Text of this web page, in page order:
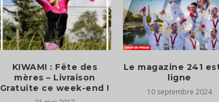
KIWAMI : Fête des
mères – Livraison
Gratuite ce week-end !
Le magazine 241
ligne
10 septembre 2024